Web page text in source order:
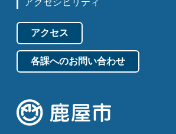
アクセス
各課へのお問い合わせ